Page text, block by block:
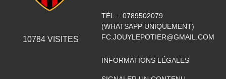
10784VISITES
TÉL. : 0789502079
(WHATSAPP UNIQUEMENT)
FC.JOUYLEPOTIER@GMAIL.COM
INFORMATIONS LÉGALES